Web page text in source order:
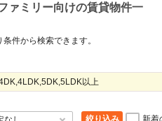
ァミリー向けの賃貸物件一
件から検索できます。
以上
絞り込み 新着